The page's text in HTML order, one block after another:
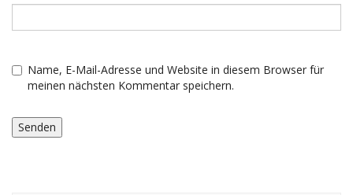
Name, E-Mail-Adresse und Website in diesem Browser für
meinen nächsten Kommentar speichern.